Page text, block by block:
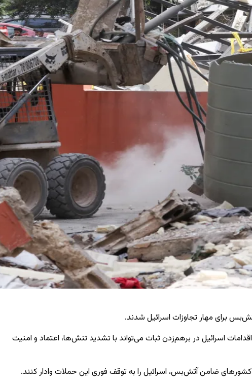
برای مهار تجاوزات اسرائیل شدند.
اسرائیل در برهم‌زدن ثبات می‌تواند با تشدید تنش‌ها، اعتماد و امنیت
کشورهای ضامن آتش‌بس، اسرائیل را به توقف فوری این حملات وادار کنند.